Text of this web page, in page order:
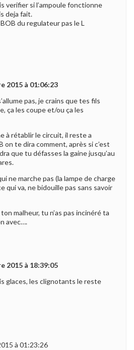
verifier si l’ampoule fonctionne
deja fait.
du regulateur pas le L
2015 à 01:06:23
pas, je crains que tes fils
ça les coupe et/ou ça les
à rétablir le circuit, il reste a
on te dira comment, après si c’est
que tu défasses la gaine jusqu’au
ne marche pas (la lampe de charge
qui va, ne bidouille pas sans savoir
malheur, tu n’as pas incinéré ta
avec….
2015 à 18:39:05
glaces, les clignotants le reste
à 01:23:26